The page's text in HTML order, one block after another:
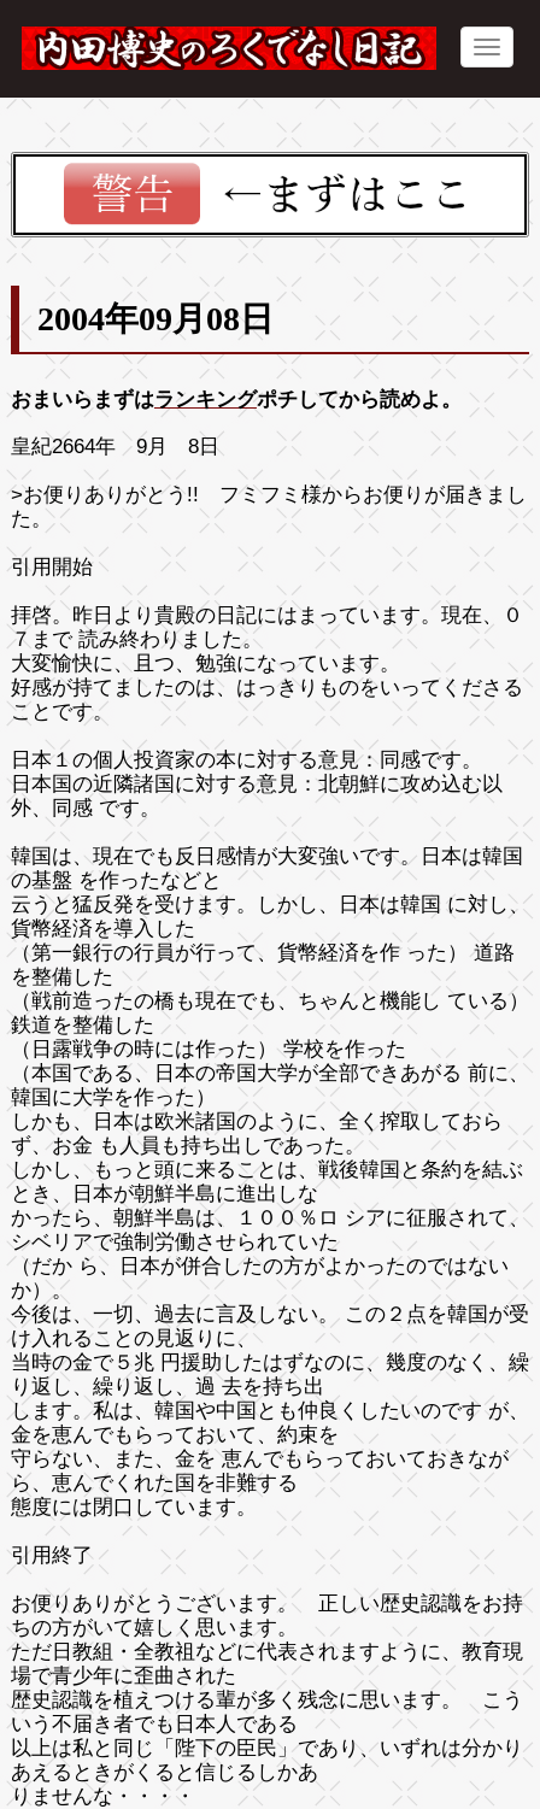
2004年09月08日
おまいらまずはランキングポチしてから読めよ。
皇紀2664年 9月 8日
>お便りありがとう!! フミフミ様からお便りが届きまし
た。
引用開始
拝啓。昨日より貴殿の日記にはまっています。現在、０
７まで 読み終わりました。
大変愉快に、且つ、勉強になっています。
好感が持てましたのは、はっきりものをいってくださる
ことです。
日本１の個人投資家の本に対する意見：同感です。
日本国の近隣諸国に対する意見：北朝鮮に攻め込む以
外、同感 です。
韓国は、現在でも反日感情が大変強いです。日本は韓国
の基盤 を作ったなどと
云うと猛反発を受けます。しかし、日本は韓国 に対し、
貨幣経済を導入した
（第一銀行の行員が行って、貨幣経済を作 った） 道路
を整備した
（戦前造ったの橋も現在でも、ちゃんと機能し ている）
鉄道を整備した
（日露戦争の時には作った） 学校を作った
（本国である、日本の帝国大学が全部できあがる 前に、
韓国に大学を作った）
しかも、日本は欧米諸国のように、全く搾取しておら
ず、お金 も人員も持ち出しであった。
しかし、もっと頭に来ることは、戦後韓国と条約を結ぶ
とき、日本が朝鮮半島に進出しな
かったら、朝鮮半島は、１００％ロ シアに征服されて、
シベリアで強制労働させられていた
（だか ら、日本が併合したの方がよかったのではない
か）。
今後は、一切、過去に言及しない。 この２点を韓国が受
け入れることの見返りに、
当時の金で５兆 円援助したはずなのに、幾度のなく、繰
り返し、繰り返し、過 去を持ち出
します。私は、韓国や中国とも仲良くしたいのです が、
金を恵んでもらっておいて、約束を
守らない、また、金を 恵んでもらっておいておきなが
ら、恵んでくれた国を非難する
態度には閉口しています。
引用終了
お便りありがとうございます。 正しい歴史認識をお持
ちの方がいて嬉しく思います。
ただ日教組・全教祖などに代表されますように、教育現
場で青少年に歪曲された
歴史認識を植えつける輩が多く残念に思います。 こう
いう不届き者でも日本人である
以上は私と同じ「陛下の臣民」であり、いずれは分かり
あえるときがくると信じるしかあ
りませんな・・・・